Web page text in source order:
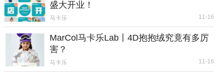
盛大开业！
马卡乐 11-16
MarCol马卡乐Lab丨4D抱抱绒究竟有多厉
害？
马卡乐 11-16